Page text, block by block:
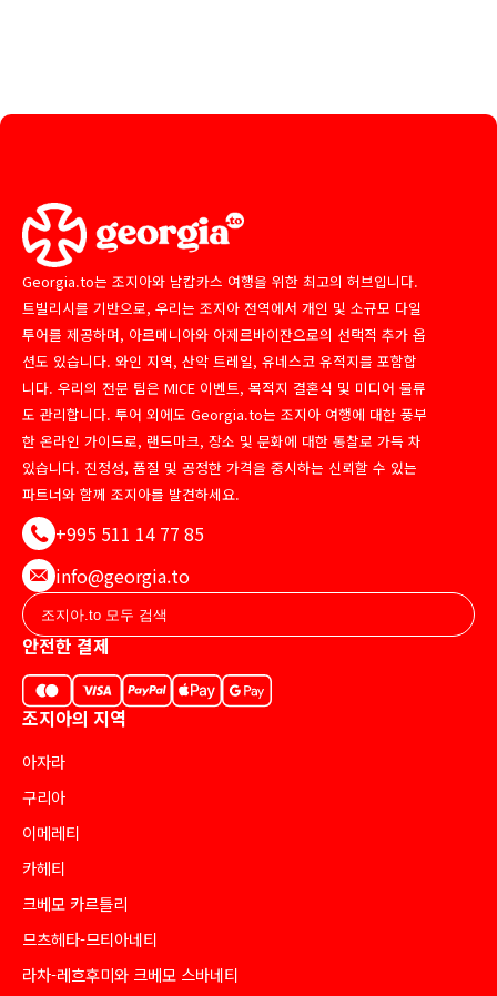
Georgia.to는 조지아와 남캅카스 여행을 위한 최고의 허브입니다.
트빌리시를 기반으로, 우리는 조지아 전역에서 개인 및 소규모 다일
투어를 제공하며, 아르메니아와 아제르바이잔으로의 선택적 추가 옵
션도 있습니다. 와인 지역, 산악 트레일, 유네스코 유적지를 포함합
니다. 우리의 전문 팀은 MICE 이벤트, 목적지 결혼식 및 미디어 물류
도 관리합니다. 투어 외에도 Georgia.to는 조지아 여행에 대한 풍부
한 온라인 가이드로, 랜드마크, 장소 및 문화에 대한 통찰로 가득 차
있습니다. 진정성, 품질 및 공정한 가격을 중시하는 신뢰할 수 있는
파트너와 함께 조지아를 발견하세요.
+995 511 14 77 85
info@georgia.to
안전한 결제
조지아의 지역
아자라
구리아
이메레티
카헤티
크베모 카르틀리
므츠헤타-므티아네티
라차-레흐후미와 크베모 스바네티